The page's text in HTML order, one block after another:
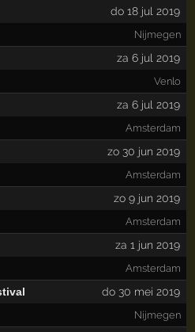
do 18 jul 2019
Nijmegen
za 6 jul 2019
Venlo
za 6 jul 2019
Amsterdam
zo 30 jun 2019
Amsterdam
zo 9 jun 2019
Amsterdam
za 1 jun 2019
Amsterdam
do 30 mei 2019
Nijmegen